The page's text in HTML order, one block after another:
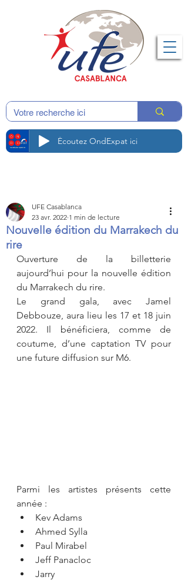
Écoutez OndExpat ici
Nouvelle édition du Marrakech du
rire
UFE Casablanca
23 avr. 2022 1 min de lecture
Ouverture de la billetterie
aujourd’hui pour la nouvelle édition
du Marrakech du rire.
Le grand gala, avec Jamel
Debbouze, aura lieu les 17 et 18 juin
2022. Il bénéficiera, comme de
coutume, d’une captation TV pour
une future diffusion sur M6.
Parmi les artistes présents cette
année :
Kev Adams
Ahmed Sylla
Paul Mirabel
Jeff Panacloc
Jarry